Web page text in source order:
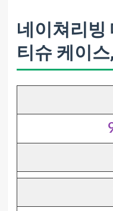
네이쳐리빙
티슈 케이스